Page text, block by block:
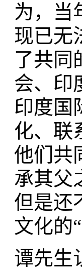
为，当
现已无
了共同
会、印
印度国
化、联
他们共
承其父
但是还
文化的
谭先生